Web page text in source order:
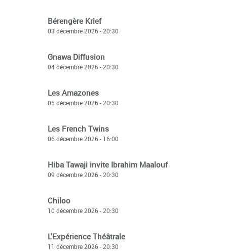
Bérengère Krief
03 décembre 2026 - 20:30
Gnawa Diffusion
04 décembre 2026 - 20:30
Les Amazones
05 décembre 2026 - 20:30
Les French Twins
06 décembre 2026 - 16:00
Hiba Tawaji invite Ibrahim Maalouf
09 décembre 2026 - 20:30
Chiloo
10 décembre 2026 - 20:30
L'Expérience Théâtrale
11 décembre 2026 - 20:30